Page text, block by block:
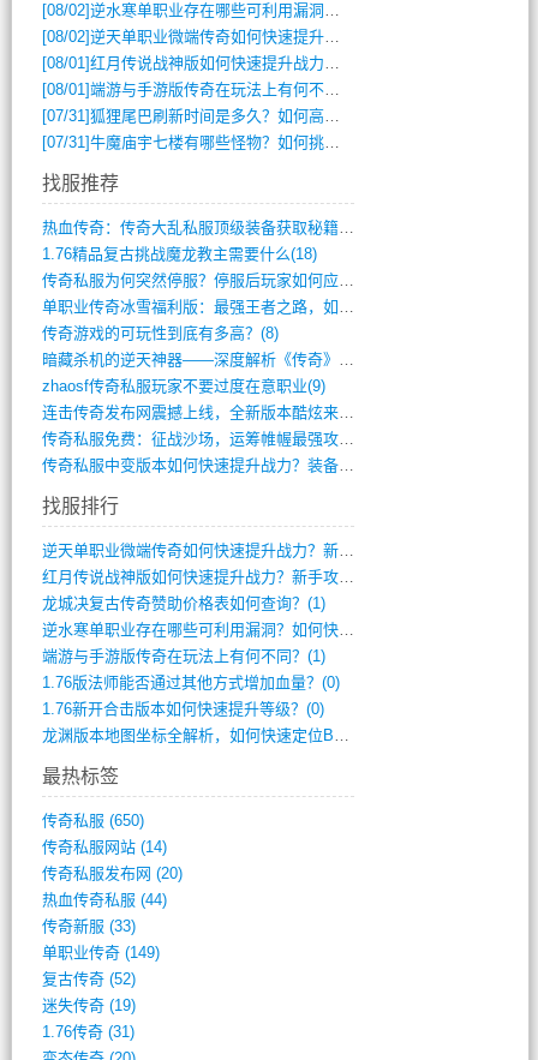
[08/02]逆水寒单职业存在哪些可利用漏洞？如何快速提升战力？
[08/02]逆天单职业微端传奇如何快速提升战力？新手必看攻略
[08/01]红月传说战神版如何快速提升战力？新手攻略全解析？
[08/01]端游与手游版传奇在玩法上有何不同？
[07/31]狐狸尾巴刷新时间是多久？如何高效获取传奇手游中的狐狸尾巴？
[07/31]牛魔庙宇七楼有哪些怪物？如何挑战它们？
找服推荐
热血传奇：传奇大乱私服顶级装备获取秘籍(887)
1.76精品复古挑战魔龙教主需要什么(18)
传奇私服为何突然停服？停服后玩家如何应对(744)
单职业传奇冰雪福利版：最强王者之路，如何(659)
传奇游戏的可玩性到底有多高？(8)
暗藏杀机的逆天神器——深度解析《传奇》祈(374)
zhaosf传奇私服玩家不要过度在意职业(9)
连击传奇发布网震撼上线，全新版本酷炫来袭(12)
传奇私服免费：征战沙场，运筹帷幄最强攻城(516)
传奇私服中变版本如何快速提升战力？装备强(1012)
找服排行
逆天单职业微端传奇如何快速提升战力？新手(2)
红月传说战神版如何快速提升战力？新手攻略(2)
龙城决复古传奇赞助价格表如何查询？(1)
逆水寒单职业存在哪些可利用漏洞？如何快速(1)
端游与手游版传奇在玩法上有何不同？(1)
1.76版法师能否通过其他方式增加血量？(0)
1.76新开合击版本如何快速提升等级？(0)
龙渊版本地图坐标全解析，如何快速定位BO(0)
最热标签
传奇私服 (650)
传奇私服网站(14)
传奇私服发布网 (20)
热血传奇私服 (44)
传奇新服 (33)
单职业传奇(149)
复古传奇(52)
迷失传奇(19)
1.76传奇(31)